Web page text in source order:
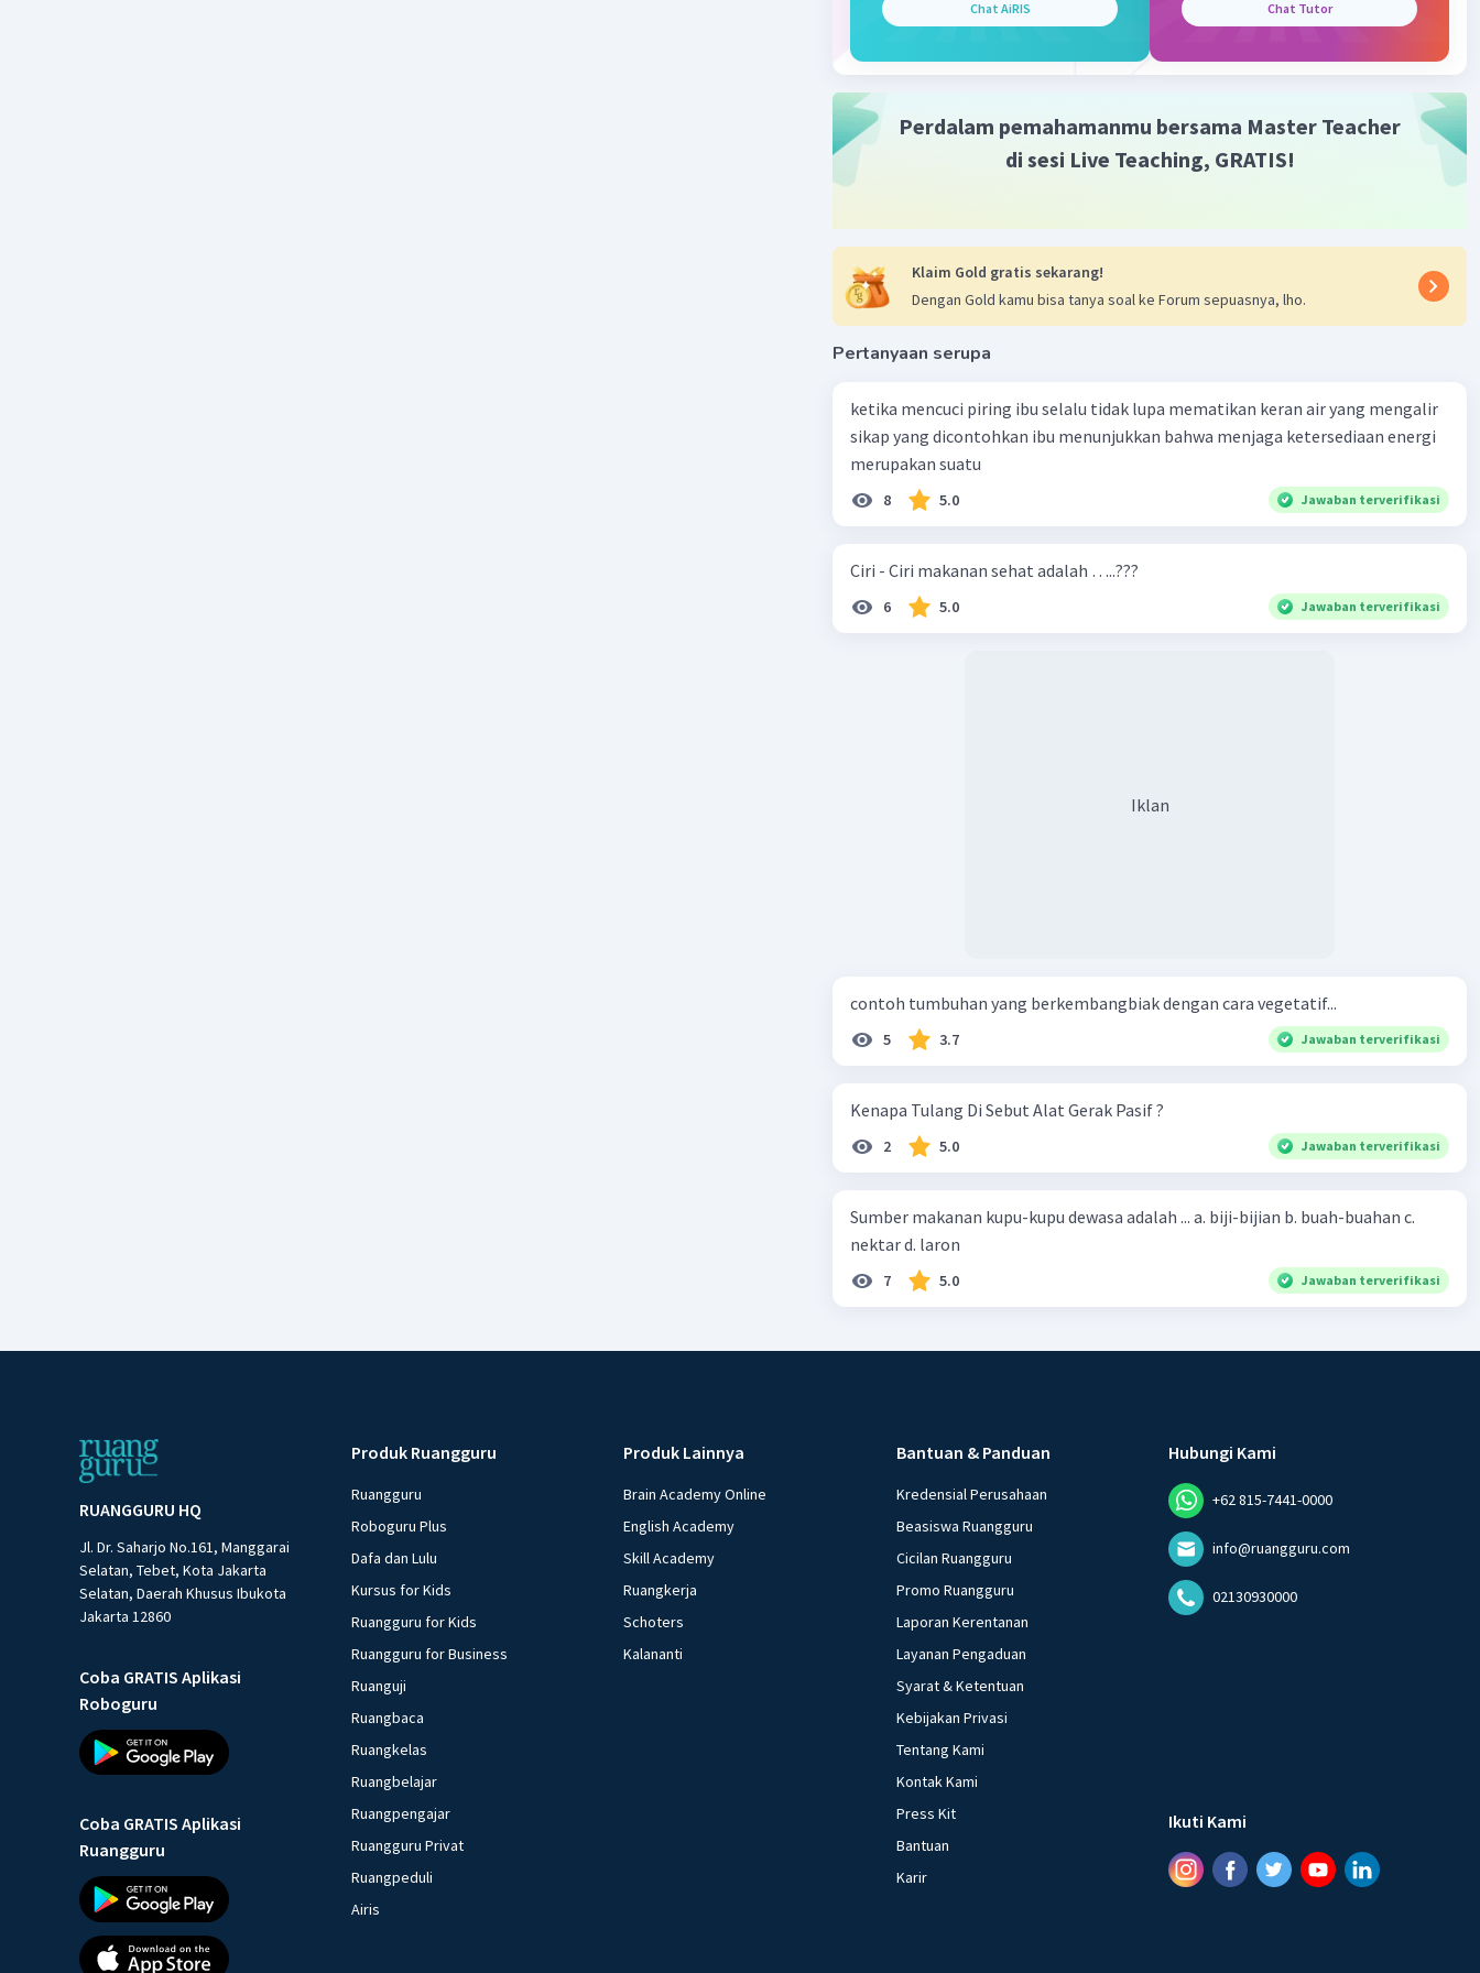
Iklan
Palayaran Yuan Sebastian del Cano merupakan tokoh yang
Chat AiRIS Chat Tutor
Perdalam pemahamanmu bersama Master Teacher
di sesi Live Teaching, GRATIS!
Klaim Gold gratis sekarang!
Dengan Gold kamu bisa tanya soal ke Forum sepuasnya, lho.
Pertanyaan serupa
ketika mencuci piring ibu selalu tidak lupa mematikan keran air yang mengalir
sikap yang dicontohkan ibu menunjukkan bahwa menjaga ketersediaan energi
merupakan suatu
8 5.0 Jawaban terverifikasi
Ciri - Ciri makanan sehat adalah …..???
6 5.0 Jawaban terverifikasi
Iklan
contoh tumbuhan yang berkembangbiak dengan cara vegetatif...
5 3.7 Jawaban terverifikasi
Kenapa Tulang Di Sebut Alat Gerak Pasif ?
2 5.0 Jawaban terverifikasi
Sumber makanan kupu-kupu dewasa adalah ... a. biji-bijian b. buah-buahan c.
nektar d. laron
7 5.0 Jawaban terverifikasi
RUANGGURU HQ
Jl. Dr. Saharjo No.161, Manggarai
Selatan, Tebet, Kota Jakarta
Selatan, Daerah Khusus Ibukota
Jakarta 12860
Coba GRATIS Aplikasi
Roboguru
Coba GRATIS Aplikasi
Ruangguru
Produk Ruangguru
Ruangguru
Roboguru Plus
Dafa dan Lulu
Kursus for Kids
Ruangguru for Kids
Ruangguru for Business
Ruanguji
Ruangbaca
Ruangkelas
Ruangbelajar
Ruangpengajar
Ruangguru Privat
Ruangpeduli
Airis
Produk Lainnya
Brain Academy Online
English Academy
Skill Academy
Ruangkerja
Schoters
Kalananti
Bantuan & Panduan
Kredensial Perusahaan
Beasiswa Ruangguru
Cicilan Ruangguru
Promo Ruangguru
Laporan Kerentanan
Layanan Pengaduan
Syarat & Ketentuan
Kebijakan Privasi
Tentang Kami
Kontak Kami
Press Kit
Bantuan
Karir
Hubungi Kami
+62 815-7441-0000
info@ruangguru.com
02130930000
Ikuti Kami